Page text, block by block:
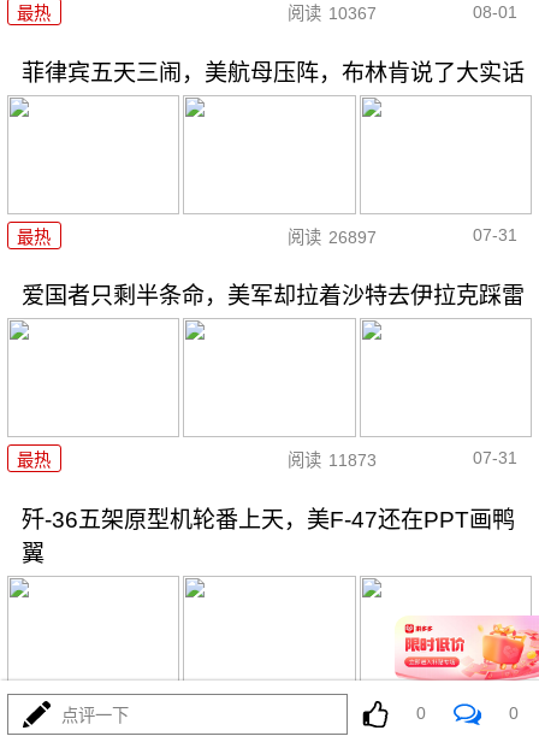
最热 阅读 10367 08-01
菲律宾五天三闹，美航母压阵，布林肯说了大实话
最热 阅读 26897 07-31
爱国者只剩半条命，美军却拉着沙特去伊拉克踩雷
最热 阅读 11873 07-31
歼-36五架原型机轮番上天，美F-47还在PPT画鸭
翼
最热 20718 07-31
点评一下 0 0